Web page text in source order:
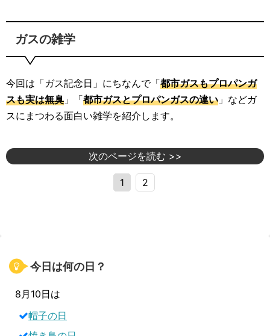
ガスの雑学
今回は「ガス記念日」にちなんで「都市ガスもプロパンガ
スも実は無臭 」「都市ガスとプロパンガスの違い 」などガ
スにまつわる面白い雑学を紹介します。
次のページを読む >>
1 2
今日は何の日？
8月10日は
帽子の日